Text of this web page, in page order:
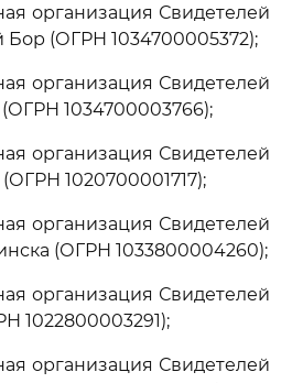
организация Свидетелей
Бор (ОГРН 1034700005372);
организация Свидетелей
1034700003766);
организация Свидетелей
1020700001717);
организация Свидетелей
(ОГРН 1033800004260);
организация Свидетелей
1022800003291);
организация Свидетелей